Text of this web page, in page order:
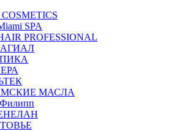
COSMETICS
SPA
PROFESSIONAL
МАСЛА